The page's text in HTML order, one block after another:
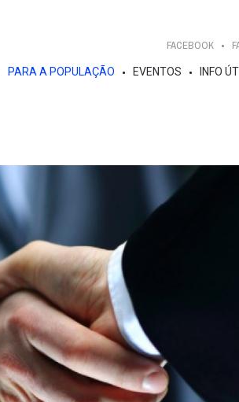
FACEBOOK
PARA A POPULAÇÃO EVENTOS INFO